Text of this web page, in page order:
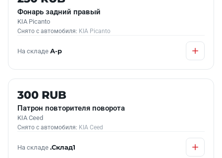
Фонарь задний правый
KIA Picanto
Снято с автомобиля: KIA Picanto
На складе А-р
Б/У В НАЛИЧИИ
300 RUB
Патрон повторителя поворота
KIA Ceed
Снято с автомобиля: KIA Ceed
На складе .Склад1